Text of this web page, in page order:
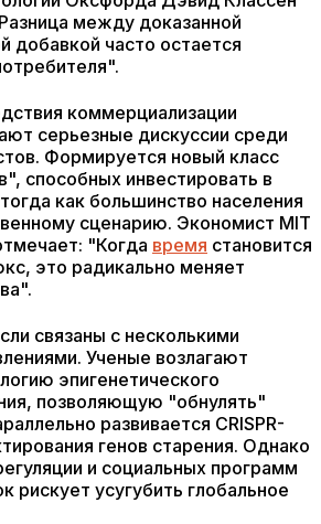
между доказанной
добавкой часто остается
коммерциализации
серьезные дискуссии среди
Формируется новый класс
способных инвестировать в
как большинство населения
сценарию. Экономист MIT
"Когда время становится
это радикально меняет
связаны с несколькими
Ученые возлагают
эпигенетического
позволяющую "обнулять"
развивается CRISPR-
генов старения. Однако
и социальных программ
рискует усугубить глобальное